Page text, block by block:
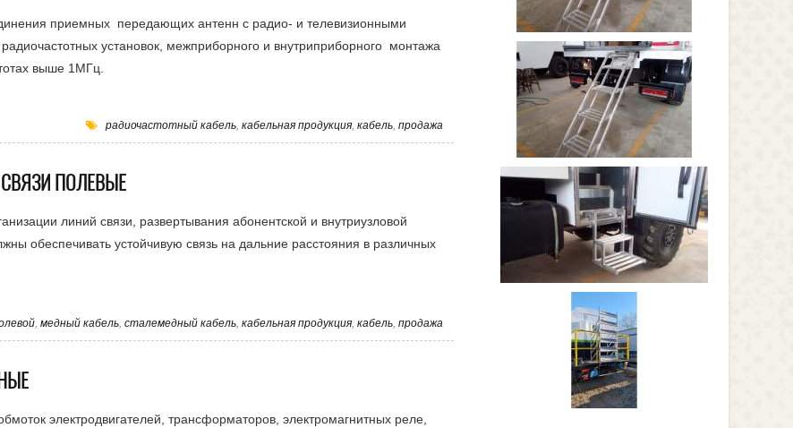
приемных передающих антенн с радио- и телевизионными
установок, межприборного и внутриприборного монтажа
выше 1МГц.
радиочастотный кабель, кабельная продукция, кабель, продажа
ПОЛЕВЫЕ
линий связи, развертывания абонентской и внутриузловой
обеспечивать устойчивую связь на дальние расстояния в различных
, медный кабель, сталемедный кабель, кабельная продукция, кабель, продажа
электродвигателей, трансформаторов, электромагнитных реле,